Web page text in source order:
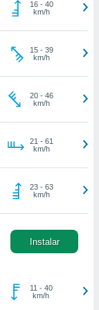
16- 40
km/h
15- 39
km/h
20- 46
km/h
21 - 61
km/h
23- 63
km/h
Instalar
11 - 40
km/h